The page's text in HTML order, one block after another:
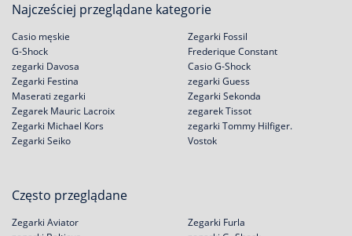
Najcześciej przeglądane kategorie
Casio męskie
G-Shock
zegarki Davosa
Zegarki Festina
Zegarki Fossil
Frederique Constant
Casio G-Shock
zegarki Guess
Maserati zegarki
Zegarek Mauric Lacroix
Zegarki Michael Kors
Zegarki Seiko
Zegarki Sekonda
zegarek Tissot
zegarki Tommy Hilfiger.
Vostok
Często przeglądane
Zegarki Aviator
Zegarki Furla